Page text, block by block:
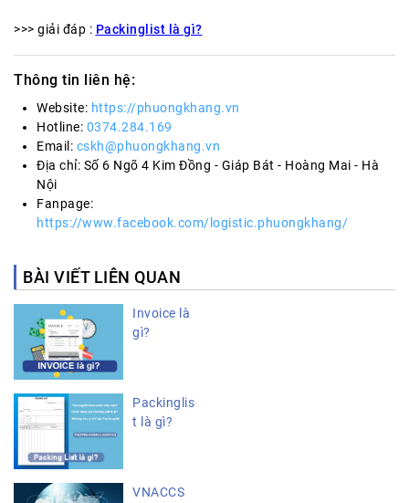
>>> giải đáp : Packinglist là gì?
Thông tin liên hệ:
Website: https://phuongkhang.vn
Hotline: 0374.284.169
Email: cskh@phuongkhang.vn
Địa chỉ: Số 6 Ngõ 4 Kim Đồng - Giáp Bát - Hoàng Mai - Hà
Nội
Fanpage:
https://www.facebook.com/logistic.phuongkhang/
BÀI VIẾT LIÊN QUAN
Invoice là
gì?
Packinglis
t là gì?
VNACCS